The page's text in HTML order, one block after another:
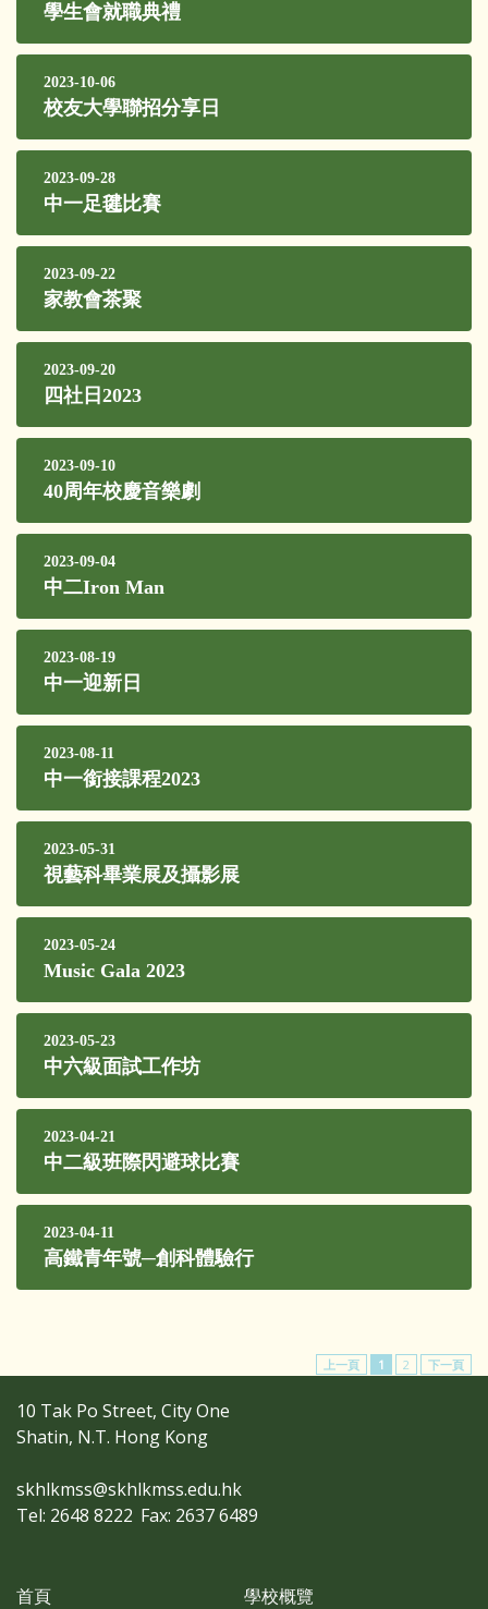
學生會就職典禮
2023-10-06
校友大學聯招分享日
2023-09-28
中一足毽比賽
2023-09-22
家教會茶聚
2023-09-20
四社日2023
2023-09-10
40周年校慶音樂劇
2023-09-04
中二Iron Man
2023-08-19
中一迎新日
2023-08-11
中一銜接課程2023
2023-05-31
視藝科畢業展及攝影展
2023-05-24
Music Gala 2023
2023-05-23
中六級面試工作坊
2023-04-21
中二級班際閃避球比賽
2023-04-11
高鐵青年號─創科體驗行
上一頁 1 2 下一頁
10 Tak Po Street, City One
Shatin, N.T. Hong Kong
skhlkmss@skhlkmss.edu.hk
Tel: 2648 8222 Fax: 2637 6489
首頁 學校概覽